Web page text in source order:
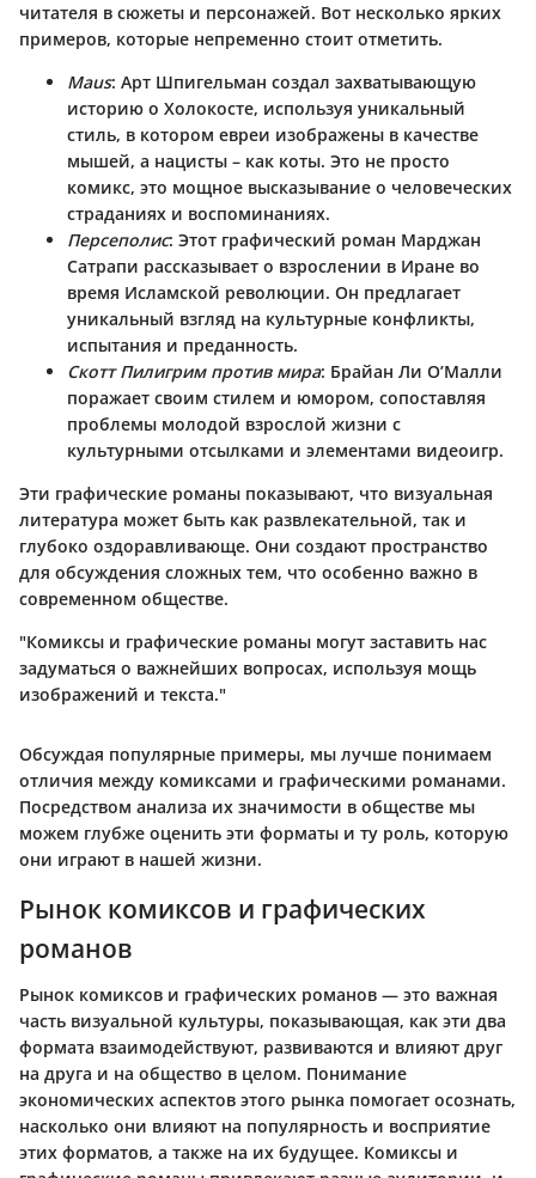
читателя в сюжеты и персонажей. Вот несколько ярких
примеров, которые непременно стоит отметить.
Мaus: Арт Шпигельман создал захватывающую
историю о Холокосте, используя уникальный
стиль, в котором евреи изображены в качестве
мышей, а нацисты – как коты. Это не просто
комикс, это мощное высказывание о человеческих
страданиях и воспоминаниях.
Персеполис: Этот графический роман Марджан
Сатрапи рассказывает о взрослении в Иране во
время Исламской революции. Он предлагает
уникальный взгляд на культурные конфликты,
испытания и преданность.
Скотт Пилигрим против мира: Брайан Ли О’Малли
поражает своим стилем и юмором, сопоставляя
проблемы молодой взрослой жизни с
культурными отсылками и элементами видеоигр.
Эти графические романы показывают, что визуальная
литература может быть как развлекательной, так и
глубоко оздоравливающе. Они создают пространство
для обсуждения сложных тем, что особенно важно в
современном обществе.
"Комиксы и графические романы могут заставить нас
задуматься о важнейших вопросах, используя мощь
изображений и текста."
Обсуждая популярные примеры, мы лучше понимаем
отличия между комиксами и графическими романами.
Посредством анализа их значимости в обществе мы
можем глубже оценить эти форматы и ту роль, которую
они играют в нашей жизни.
Рынок комиксов и графических
романов
Рынок комиксов и графических романов — это важная
часть визуальной культуры, показывающая, как эти два
формата взаимодействуют, развиваются и влияют друг
на друга и на общество в целом. Понимание
экономических аспектов этого рынка помогает осознать,
насколько они влияют на популярность и восприятие
этих форматов, а также на их будущее. Комиксы и